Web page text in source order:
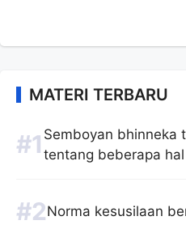
MATERI TERBARU
Semboyan bhinneka
tentang beberapa
Norma kesusilaan